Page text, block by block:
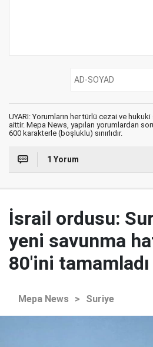
UYARI: Yorumların her türlü cezai ve
aittir. Mepa News, yapılan yorumlardan
600 karakterle (boşluklu) sınırlıdır.
1 Yorum
İsrail ordusu:
yeni savunma
80'ini tamamladı
Mepa News > Suriye